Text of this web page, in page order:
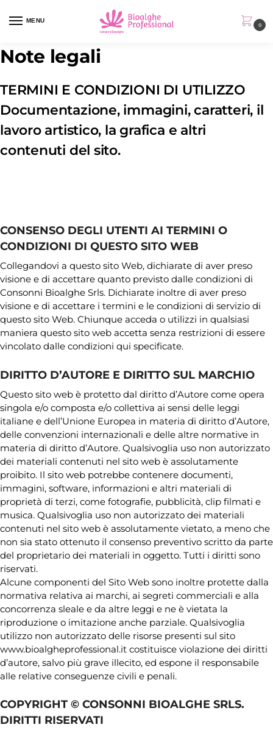
MENU
0
Note legali
TERMINI E CONDIZIONI DI UTILIZZO
Documentazione, immagini, caratteri, il
lavoro artistico, la grafica e altri
contenuti del sito.
CONSENSO DEGLI UTENTI AI TERMINI O
CONDIZIONI DI QUESTO SITO WEB
Collegandovi a questo sito Web, dichiarate di aver preso
visione e di accettare quanto previsto dalle condizioni di
Consonni Bioalghe Srls. Dichiarate inoltre di aver preso
visione e di accettare i termini e le condizioni di servizio di
questo sito Web. Chiunque acceda o utilizzi in qualsiasi
maniera questo sito web accetta senza restrizioni di essere
vincolato dalle condizioni qui specificate.
DIRITTO D’AUTORE E DIRITTO SUL MARCHIO
Questo sito web è protetto dal diritto d’Autore come opera
singola e/o composta e/o collettiva ai sensi delle leggi
italiane e dell’Unione Europea in materia di diritto d’Autore,
delle convenzioni internazionali e delle altre normative in
materia di diritto d’Autore. Qualsivoglia uso non autorizzato
dei materiali contenuti nel sito web è assolutamente
proibito. Il sito web potrebbe contenere documenti,
immagini, software, informazioni e altri materiali di
proprietà di terzi, come fotografie, pubblicità, clip filmati e
musica. Qualsivoglia uso non autorizzato dei materiali
contenuti nel sito web è assolutamente vietato, a meno che
non sia stato ottenuto il consenso preventivo scritto da parte
del proprietario dei materiali in oggetto. Tutti i diritti sono
riservati.
Alcune componenti del Sito Web sono inoltre protette dalla
normativa relativa ai marchi, ai segreti commerciali e alla
concorrenza sleale e da altre leggi e ne è vietata la
riproduzione o imitazione anche parziale. Qualsivoglia
utilizzo non autorizzato delle risorse presenti sul sito
www.bioalgheprofessional.it costituisce violazione dei diritti
d’autore, salvo più grave illecito, ed espone il responsabile
alle relative conseguenze civili e penali.
COPYRIGHT © CONSONNI BIOALGHE SRLS.
DIRITTI RISERVATI